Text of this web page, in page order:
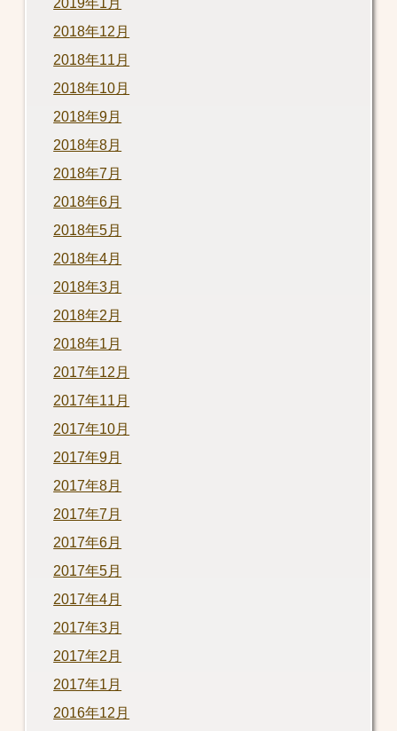
2018年12月
2018年11月
2018年10月
2018年9月
2018年8月
2018年7月
2018年6月
2018年5月
2018年4月
2018年3月
2018年2月
2018年1月
2017年12月
2017年11月
2017年10月
2017年9月
2017年8月
2017年7月
2017年6月
2017年5月
2017年4月
2017年3月
2017年2月
2017年1月
2016年12月